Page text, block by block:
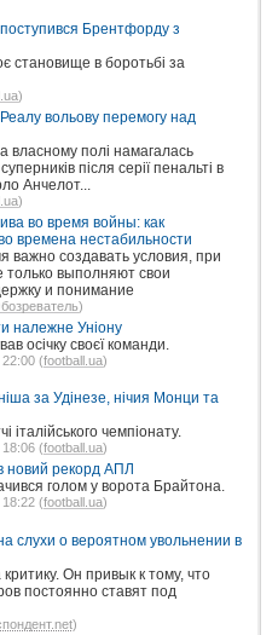
Брентфорду з
становище в боротьбі за
)
вольову перемогу над
власному полі намагалась
після серії пенальті в
Анчелот...
)
во время войны: как
времена нестабильности
важно создавать условия, при
только выполняют свои
и понимание
)
належне Уніону
осічку своєї команди.
(football.ua)
за Удінезе, нічия Монци та
італійського чемпіонату.
(football.ua)
новий рекорд АПЛ
голом у ворота Брайтона.
(football.ua)
слухи о вероятном увольнении в
Он привык к тому, что
постоянно ставят под
)